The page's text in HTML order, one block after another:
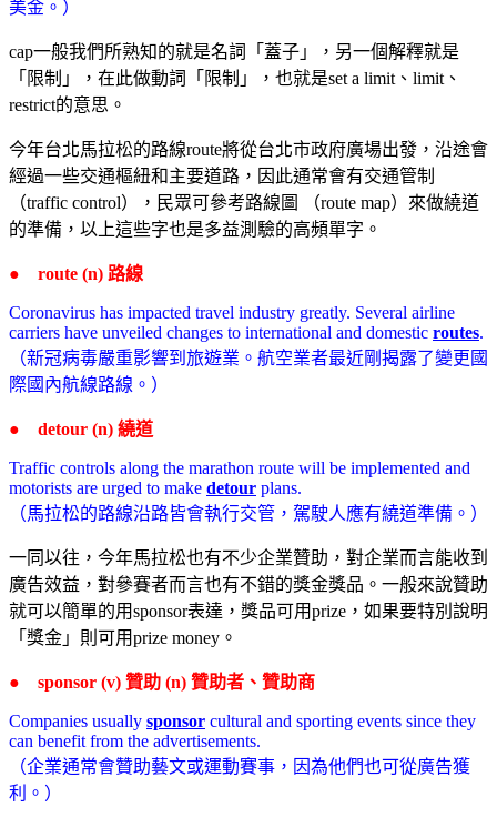
美金。）
cap一般我們所熟知的就是名詞「蓋子」，另一個解釋就是
「限制」，在此做動詞「限制」，也就是set a limit、limit、
restrict的意思。
今年台北馬拉松的路線route將從台北市政府廣場出發，沿途會
經過一些交通樞紐和主要道路，因此通常會有交通管制
（traffic control），民眾可參考路線圖 （route map）來做繞道
的準備，以上這些字也是多益測驗的高頻單字。
● route (n) 路線
Coronavirus has impacted travel industry greatly. Several airline
carriers have unveiled changes to international and domestic routes.
（新冠病毒嚴重影響到旅遊業。航空業者最近剛揭露了變更國
際國內航線路線。）
● detour (n) 繞道
Traffic controls along the marathon route will be implemented and
motorists are urged to make detour plans.
（馬拉松的路線沿路皆會執行交管，駕駛人應有繞道準備。）
一同以往，今年馬拉松也有不少企業贊助，對企業而言能收到
廣告效益，對參賽者而言也有不錯的獎金獎品。一般來說贊助
就可以簡單的用sponsor表達，獎品可用prize，如果要特別說明
「獎金」則可用prize money。
● sponsor (v) 贊助 (n) 贊助者、贊助商
Companies usually sponsor cultural and sporting events since they
can benefit from the advertisements.
（企業通常會贊助藝文或運動賽事，因為他們也可從廣告獲
利。）